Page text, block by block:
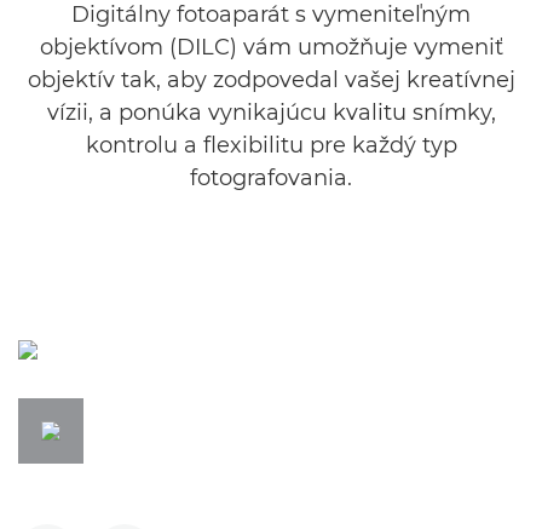
Naši favoriti
Často kladené otázky
Digitálny fotoaparát s vymeniteľným
objektívom (DILC) vám umožňuje vymeniť
objektív tak, aby zodpovedal vašej kreatívnej
vízii, a ponúka vynikajúcu kvalitu snímky,
kontrolu a flexibilitu pre každý typ
fotografovania.